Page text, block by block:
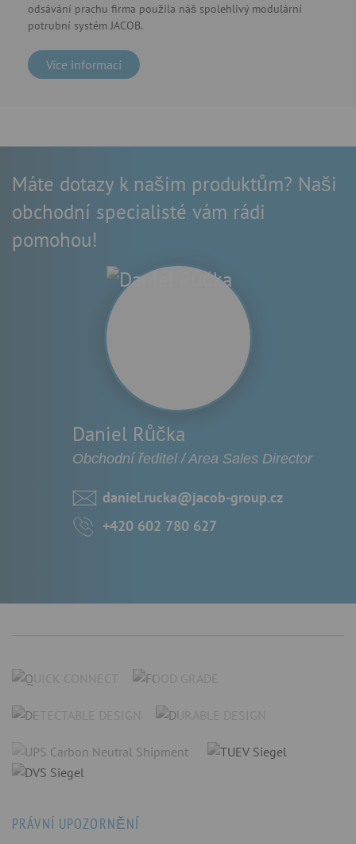
odsávání prachu firma použila náš spolehlivý modulární
potrubní systém JACOB.
Více informací
Máte dotazy k našim produktům? Naši
obchodní specialisté vám rádi
pomohou!
Daniel Růčka
Obchodní ředitel / Area Sales Director
daniel.rucka@jacob-group.cz
+420 602 780 627
PRÁVNÍ UPOZORNĚNÍ